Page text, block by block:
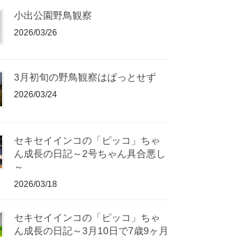
小出公園野鳥観察
2026/03/26
3月初旬の野鳥観察はぱっとせず
2026/03/24
セキセイインコの「ピッコ」ちゃ
ん成長の日記～2号ちゃん具合悪し
～
2026/03/18
セキセイインコの「ピッコ」ちゃ
ん成長の日記～3月10日で7歳9ヶ月